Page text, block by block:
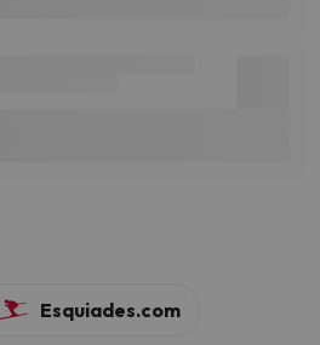
Esquiades.com